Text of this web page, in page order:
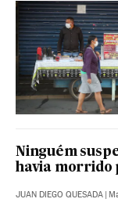
Ninguém
havia morrido
JUAN DIEGO QUESADA